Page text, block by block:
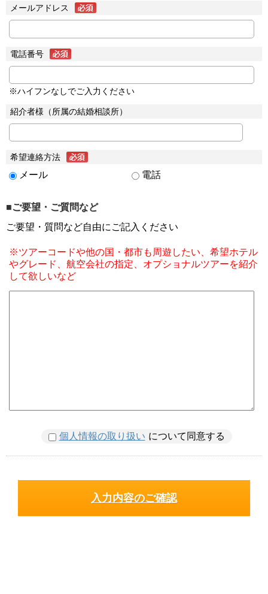
メールアドレス
電話番号
※ハイフンなしでご入力ください
紹介者様（所属の結婚相談所）
希望連絡方法
メール 電話
■ご要望・ご質問など
ご要望・質問など自由にご記入ください
※ツアーコードや他の国・都市も周遊したい、希望ホテル
やグレード、航空会社の指定、オプショナルツアーを紹介
して欲しいなど
個人情報の取り扱い について同意する